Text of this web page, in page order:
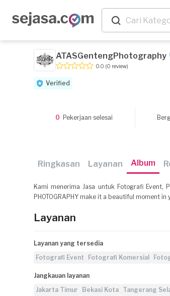
ATASGentengPhotography
0.0 (0 review)
Verified
0 Pekerjaan selesai
Ringkasan Layanan Album
Kami menerima Jasa untuk Fotografi Event,
PHOTOGRAPHY make it a beautiful moment in
Layanan
Layanan yang tersedia
Fotografi Event
Fotografi Komersial
Jangkauan layanan
Jakarta Timur
Bekasi Kota Tangerang